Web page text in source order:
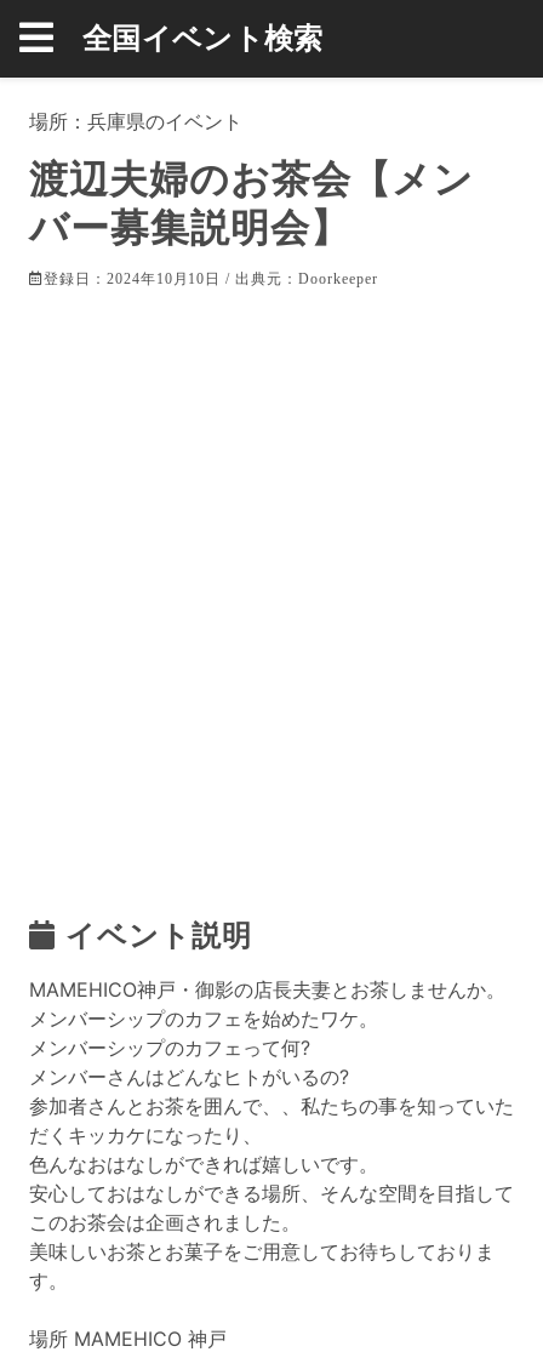
全国イベント検索
場所： 兵庫県のイベント
渡辺夫婦のお茶会【メン
バー募集説明会】
登録日：2024年10月10日 / 出典元：Doorkeeper
イベント説明
MAMEHICO神戸・御影の店長夫妻とお茶しませんか。
メンバーシップのカフェを始めたワケ。
メンバーシップのカフェって何?
メンバーさんはどんなヒトがいるの?
参加者さんとお茶を囲んで、、私たちの事を知っていた
だくキッカケになったり、
色んなおはなしができれば嬉しいです。
安心しておはなしができる場所、そんな空間を目指して
このお茶会は企画されました。
美味しいお茶とお菓子をご用意してお待ちしておりま
す。
場所 MAMEHICO 神戸